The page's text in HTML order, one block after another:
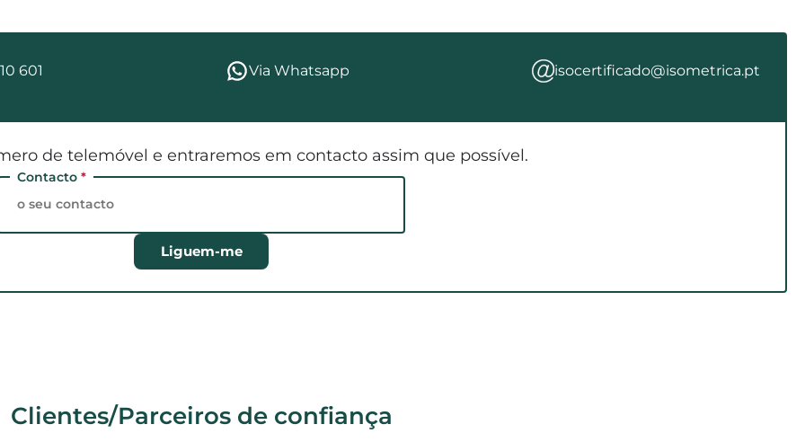
601 Via Whatsapp isocertificado@isometrica.pt
de telemóvel e entraremos em contacto assim que possível.
Contacto *
Liguem-me
Clientes/Parceiros de confiança